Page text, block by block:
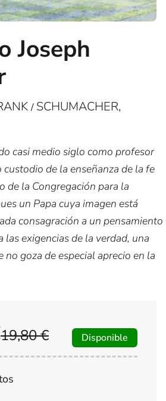
Joseph
/ SCHUMACHER,
casi medio siglo como profesor
de la enseñanza de la fe
de la Congregación para la
un Papa cuya imagen está
consagración a un pensamiento
exigencias de la verdad, una
goza de especial aprecio en la
19,80 € Disponible